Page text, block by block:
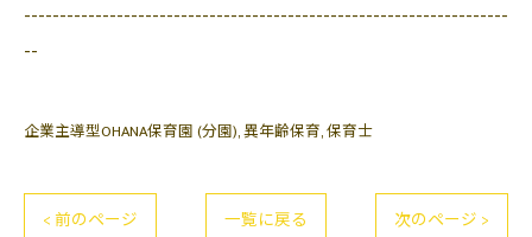
--------------------------------------------------------------------
--
企業主導型OHANA保育園 (分園) 異年齢保育 保育士
< 前のページ 一覧に戻る 次のページ >